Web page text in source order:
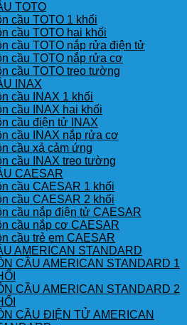
giỏ hàng.
TOTO
cầu TOTO 1 khối
cầu TOTO hai khối
cầu TOTO nắp rửa điện tử
cầu TOTO nắp rửa cơ
cầu TOTO treo tường
INAX
cầu INAX 1 khối
cầu INAX hai khối
cầu điện tử INAX
cầu INAX nắp rửa cơ
cầu xả cảm ứng
cầu INAX treo tường
CAESAR
cầu CAESAR 1 khối
cầu CAESAR 2 khối
cầu nắp điện tử CAESAR
cầu nắp cơ CAESAR
cầu trẻ em CAESAR
AMERICAN STANDARD
CẦU AMERICAN STANDARD 1
CẦU AMERICAN STANDARD 2
CẦU ĐIỆN TỬ AMERICAN